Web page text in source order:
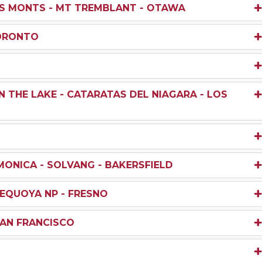
MONTS - MT TREMBLANT - OTAWA
THE LAKE - CATARATAS DEL NIAGARA - LOS
- SOLVANG - BAKERSFIELD
NP - FRESNO
FRANCISCO